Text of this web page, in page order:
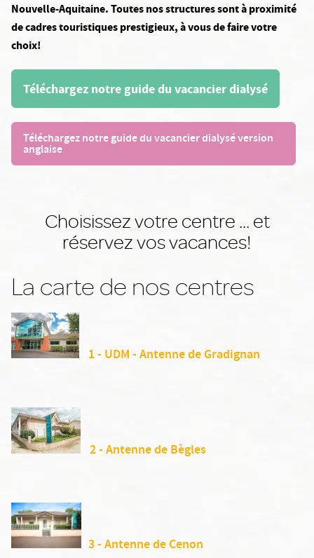
Nouvelle-Aquitaine. Toutes nos structures sont à proximité
de cadres touristiques prestigieux, à vous de faire votre
choix!
Téléchargez notre guide du vacancier dialysé
Téléchargez notre guide du vacancier dialysé version
anglaise
Choisissez votre centre ... et
réservez vos vacances!
La carte de nos centres
1 - UDM - Antenne de Gradignan
2 - Antenne de Bègles
3 - Antenne de Cenon